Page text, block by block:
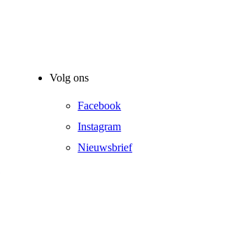
Volg ons
Facebook
Instagram
Nieuwsbrief